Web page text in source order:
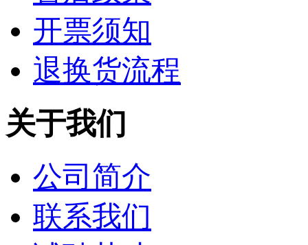
开票须知
退换货流程
关于我们
公司简介
联系我们